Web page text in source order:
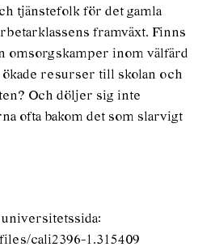
tjänstefolk för det gamla
framväxt. Finns
omsorgskamper inom välfärd
resurser till skolan och
Och döljer sig inte
ofta bakom det som slarvigt
cali2396-1.315409